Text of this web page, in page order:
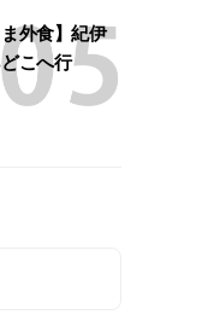
外食】紀伊
こへ行